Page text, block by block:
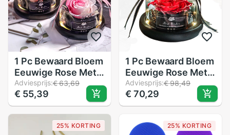
1 Pc Bewaard Bloem
Eeuwige Rose Met
Glas Cover
Schoonheid
Romantische Rose
Valentines
Kerstcadeau
Adviesprijs:€ 63,69
€ 55,39
1 Pc Bewaard Bloem
Eeuwige Rose Met
Glas Cover
Schoonheid
Romantische Rose
Kerstcadeau
Adviesprijs:€ 98,49
€ 70,29
25% KORTING 25% KORTING